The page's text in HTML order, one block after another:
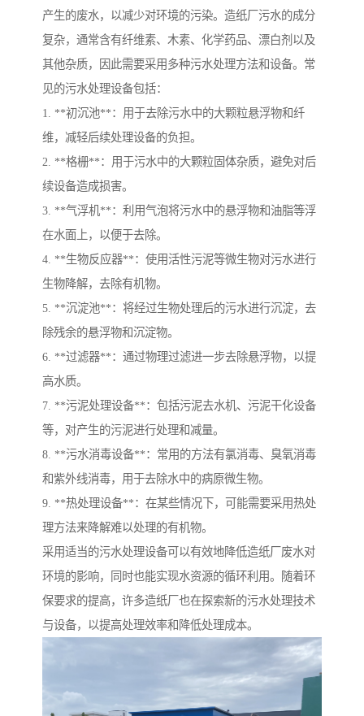
产生的废水，以减少对环境的污染。造纸厂污水的成分
复杂，通常含有纤维素、木素、化学药品、漂白剂以及
其他杂质，因此需要采用多种污水处理方法和设备。常
见的污水处理设备包括：
1. **初沉池**：用于去除污水中的大颗粒悬浮物和纤
维，减轻后续处理设备的负担。
2. **格栅**：用于污水中的大颗粒固体杂质，避免对后
续设备造成损害。
3. **气浮机**：利用气泡将污水中的悬浮物和油脂等浮
在水面上，以便于去除。
4. **生物反应器**：使用活性污泥等微生物对污水进行
生物降解，去除有机物。
5. **沉淀池**：将经过生物处理后的污水进行沉淀，去
除残余的悬浮物和沉淀物。
6. **过滤器**：通过物理过滤进一步去除悬浮物，以提
高水质。
7. **污泥处理设备**：包括污泥去水机、污泥干化设备
等，对产生的污泥进行处理和减量。
8. **污水消毒设备**：常用的方法有氯消毒、臭氧消毒
和紫外线消毒，用于去除水中的病原微生物。
9. **热处理设备**：在某些情况下，可能需要采用热处
理方法来降解难以处理的有机物。
采用适当的污水处理设备可以有效地降低造纸厂废水对
环境的影响，同时也能实现水资源的循环利用。随着环
保要求的提高，许多造纸厂也在探索新的污水处理技术
与设备，以提高处理效率和降低处理成本。